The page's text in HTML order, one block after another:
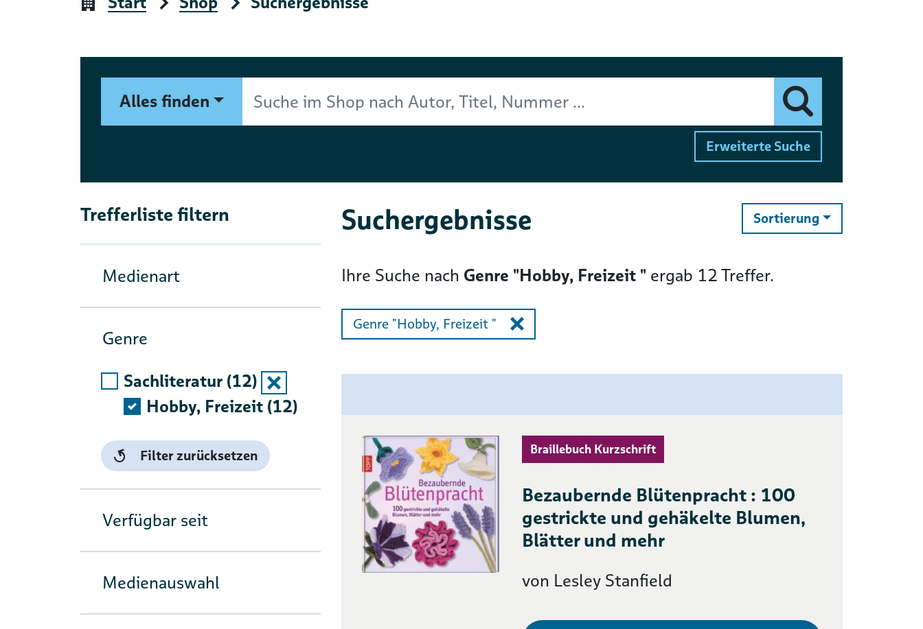
Suchformular
Alles finden
Suche im Shop nach Autor, Titel, Nummer ...
Erweiterte Suche
Trefferliste filtern
Medienart
Genre
Sachliteratur (12) Auswahlliste ausklappen
Hobby, Freizeit (12)
Filter zurücksetzen
Verfügbar seit
Medienauswahl
Suchergebnisse Sortierungändern
Ihre Suche nach Genre "Hobby, Freizeit " ergab 12Treffer.
Genre "Hobby, Freizeit "
Braillebuch Kurzschrift
Bezaubernde Blütenpracht : 100
gestrickte und gehäkelte Blumen,
Blätter und mehr
von Lesley Stanfield